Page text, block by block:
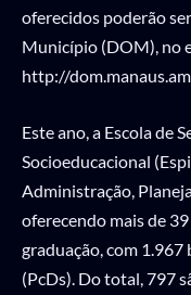
oferecidos poderão
Município (DOM), no
http://
Este ano, a Escola de
Socioeducacional
Administração,
oferecendo mais de
graduação, com 1.967
(PcDs). Do total, 797